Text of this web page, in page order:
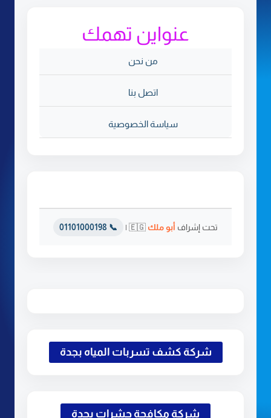
عنواين تهمك
من نحن
اتصل بنا
سياسة الخصوصية
تحت إشراف أبو ملك 📞 01101000198
شركة كشف تسربات المياه بجدة
شركة مكافحة حشرات بجدة